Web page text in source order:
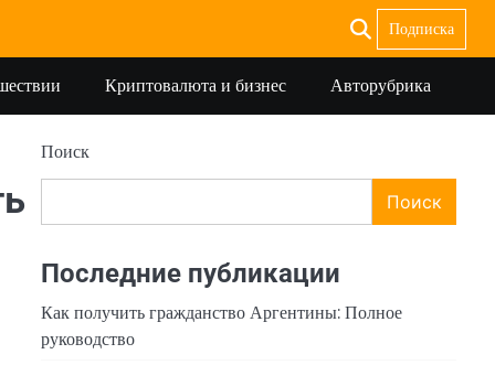
Подписка
Криптовалюта и бизнес Авторубрика
Поиск
Поиск
Последние публикации
Как получить гражданство Аргентины: Полное
руководство